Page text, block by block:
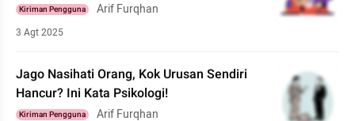
Kiriman Pengguna Arif Furqhan
3 Agt 2025
Jago Nasihati Orang, Kok Urusan Sendiri
Hancur? Ini Kata Psikologi!
Kiriman Pengguna Arif Furqhan